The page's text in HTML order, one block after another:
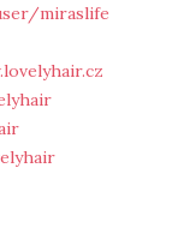
miraslife